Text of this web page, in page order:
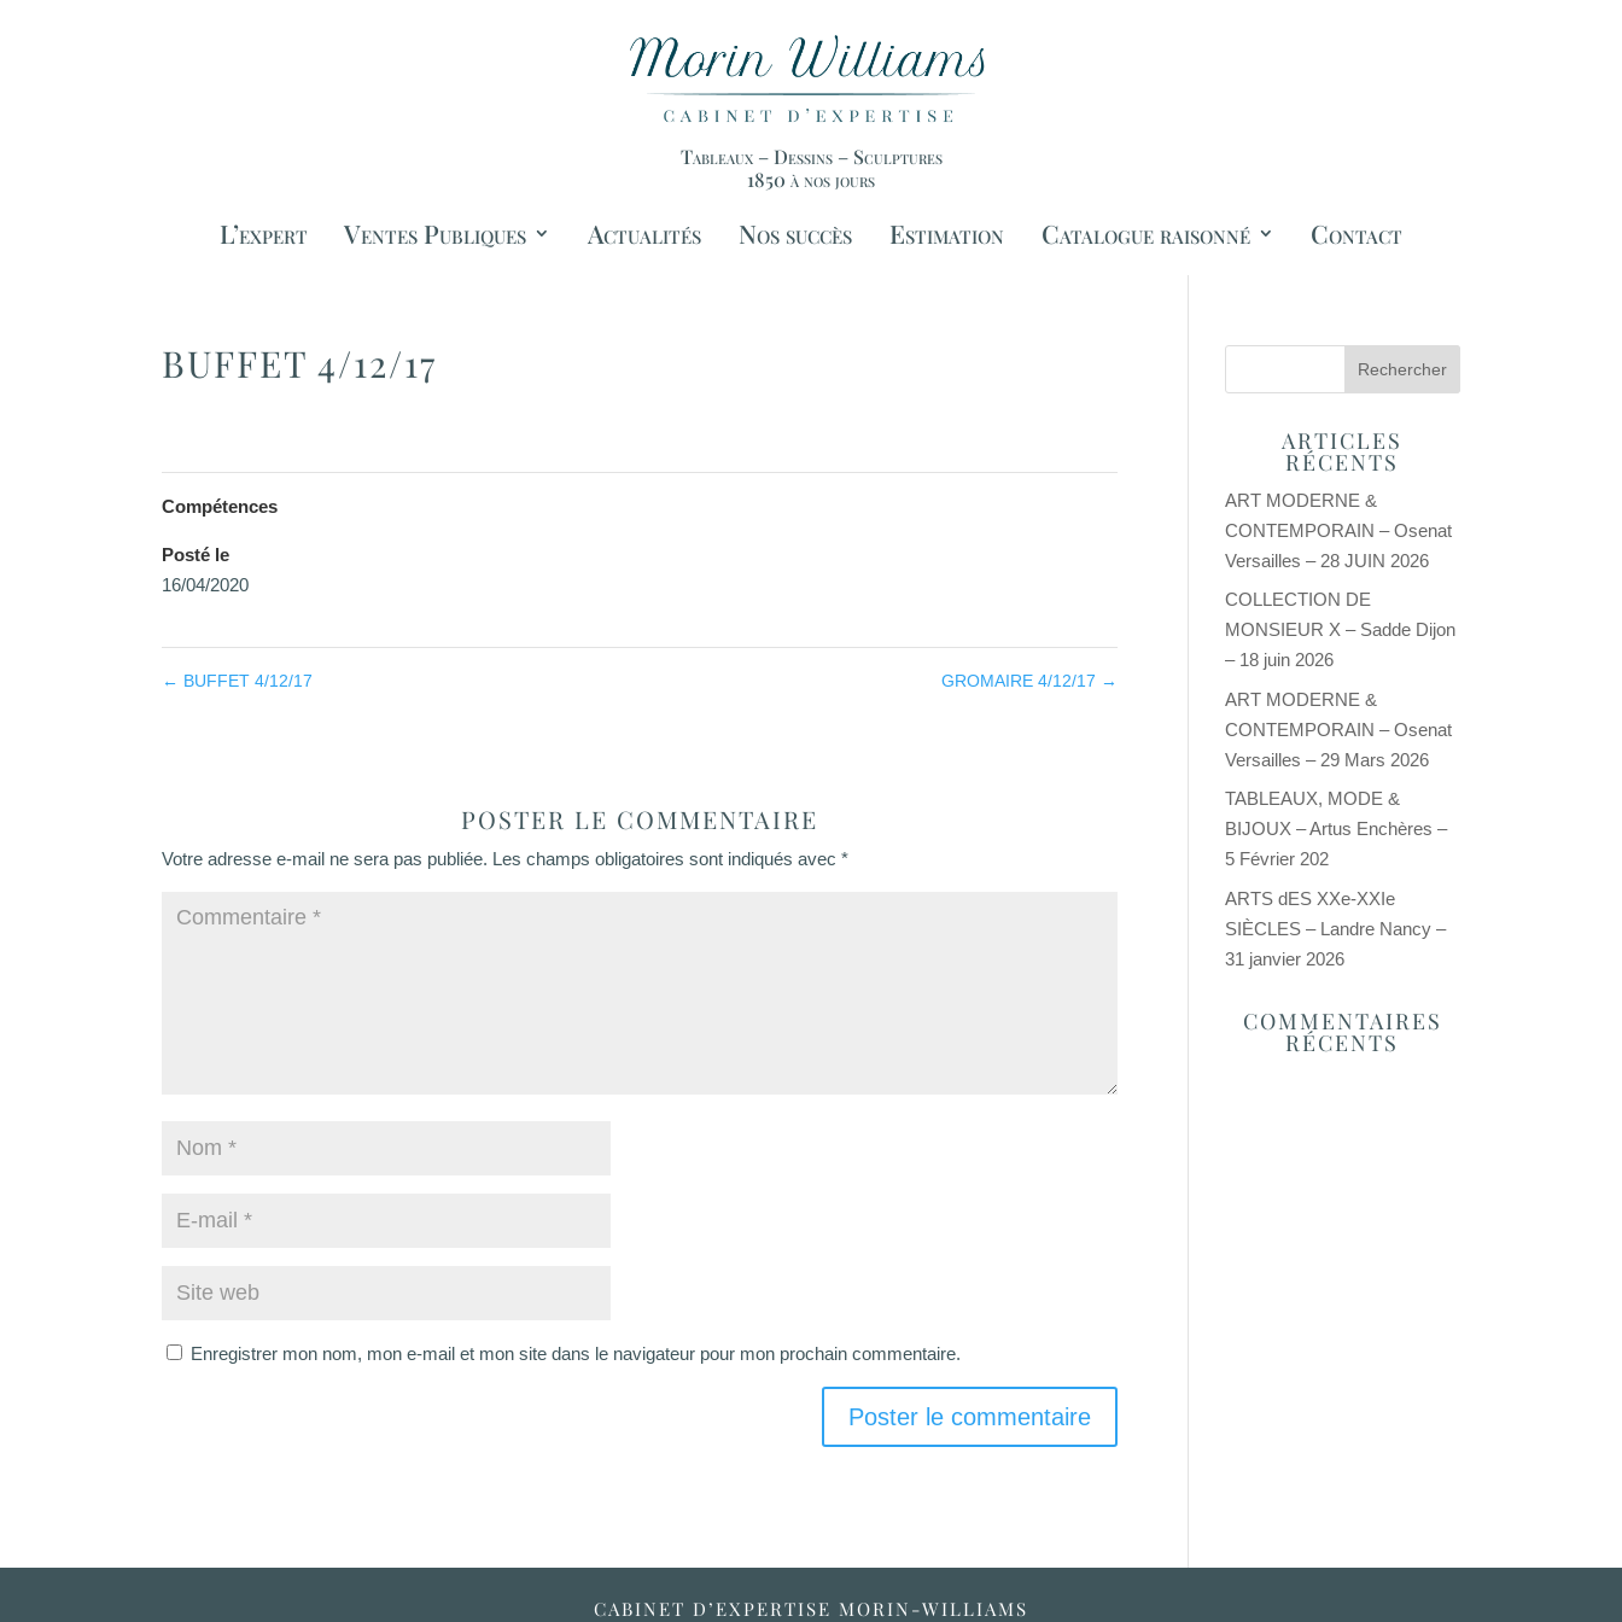
Tableaux – Dessins – Sculptures
1850 à nos jours
L’expert Ventes Publiques Actualités Nos succès Estimation Catalogue raisonné Contact
BUFFET 4/12/17
Compétences
Posté le
16/04/2020
← BUFFET 4/12/17 GROMAIRE 4/12/17 →
POSTER LE COMMENTAIRE
Votre adresse e-mail ne sera pas publiée. Les champs obligatoires sont indiqués avec*
Enregistrer mon nom, mon e-mail et mon site dans le navigateur pour mon prochain commentaire.
ARTICLES
RÉCENTS
ART MODERNE &
CONTEMPORAIN – Osenat
Versailles – 28 JUIN 2026
COLLECTION DE
MONSIEUR X – Sadde Dijon
– 18 juin 2026
ART MODERNE &
CONTEMPORAIN – Osenat
Versailles – 29 Mars 2026
TABLEAUX, MODE &
BIJOUX – Artus Enchères –
5 Février 202
ARTS dES XXe-XXIe
SIÈCLES – Landre Nancy –
31 janvier 2026
COMMENTAIRES
RÉCENTS
CABINET D’EXPERTISE MORIN-WILLIAMS